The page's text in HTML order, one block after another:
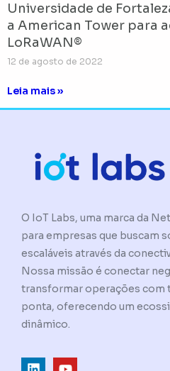
Universidade de
a American Tower para
LoRaWAN®
12 de agosto de 2022
Leia mais »
O IoT Labs, uma marca da
para empresas que buscam
escaláveis através da
Nossa missão é conectar
transformar operações com
ponta, oferecendo um
dinâmico.
L Y